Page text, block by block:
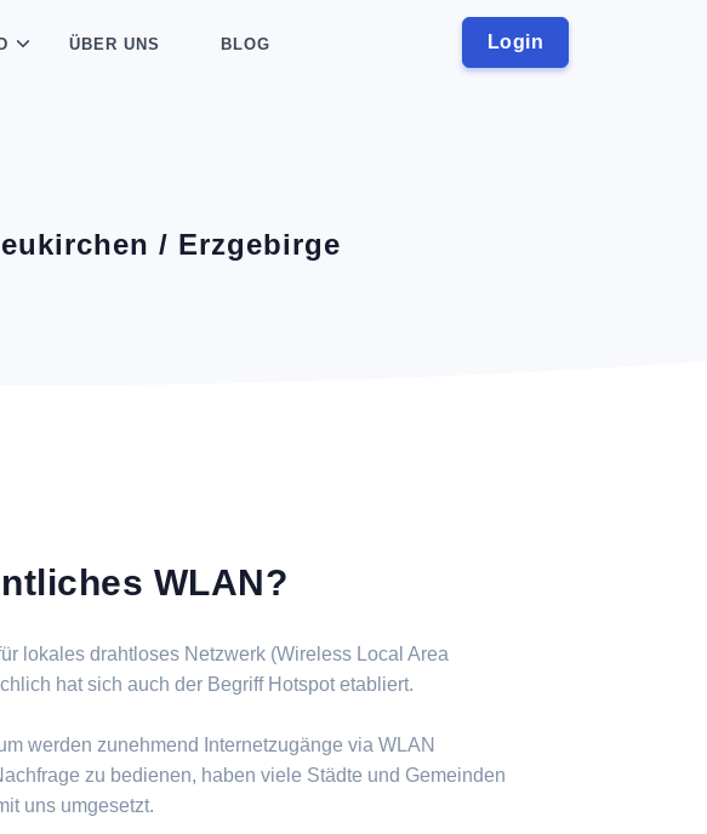
Login
ÜBER UNS BLOG
/ Erzgebirge
WLAN?
lokales drahtloses Netzwerk (Wireless Local Area
hat sich auch der Begriff Hotspot etabliert.
werden zunehmend Internetzugänge via WLAN
zu bedienen, haben viele Städte und Gemeinden
uns umgesetzt.